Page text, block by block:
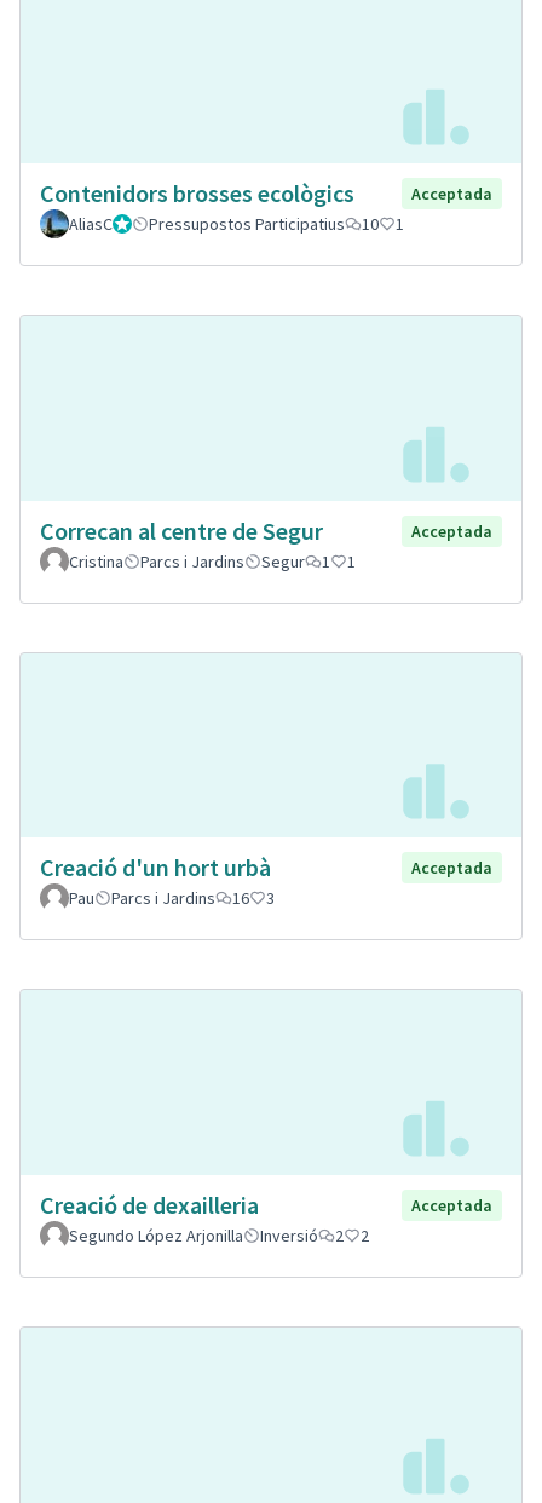
Contenidors brosses ecològics
Acceptada
AliasCGestorPressupostos Participatius 10 1
Correcan al centre de Segur
Acceptada
Cristina
Parcs i Jardins Segur 1 1
Creació d'un hort urbà
Acceptada
Pau
Parcs i Jardins 16 3
Creació de dexailleria
Acceptada
Segundo López Arjonilla
Inversió 2 2